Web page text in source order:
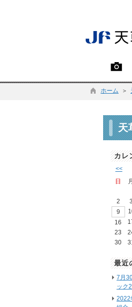
ホーム ＞
天
カレ
<<
日 月
2
3
9
16
23
30
31
最近
7月
ック
2022